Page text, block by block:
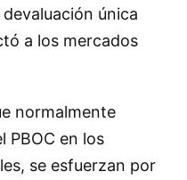
única
a los mercados
normalmente
PBOC en los
se esfuerzan por